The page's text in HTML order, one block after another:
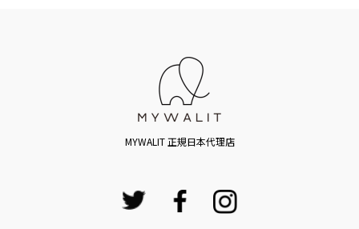
MYWALIT 正規日本代理店